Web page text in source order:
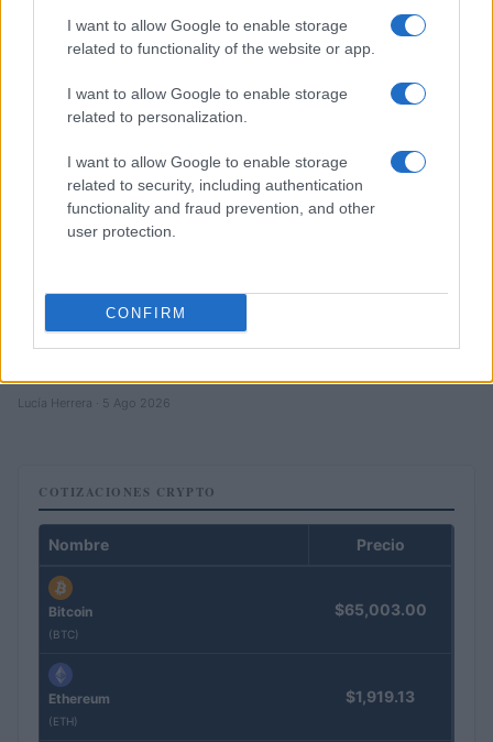
I want to allow Google to enable storage
related to functionality of the website or app.
I want to allow Google to enable storage
related to personalization.
I want to allow Google to enable storage
related to security, including authentication
functionality and fraud prevention, and other
user protection.
CONFIRM
INVERSIONES
Cómo aplicar un framework minimalista para gestionar
inversiones
Lucía Herrera · 5 Ago 2026
COTIZACIONES CRYPTO
Nombre Precio
Bitcoin
(BTC)
$65,003.00
Ethereum
(ETH)
$1,919.13